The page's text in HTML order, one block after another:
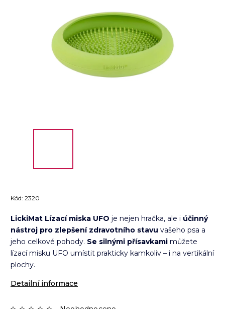
Kód: 2320
LickiMat Lízací miska UFO je nejen hračka, ale i účinný
nástroj pro zlepšení zdravotního stavu vašeho psa a
jeho celkové pohody. Se silnými přísavkami můžete
lízací misku UFO umístit prakticky kamkoliv – i na vertikální
plochy.
Detailní informace